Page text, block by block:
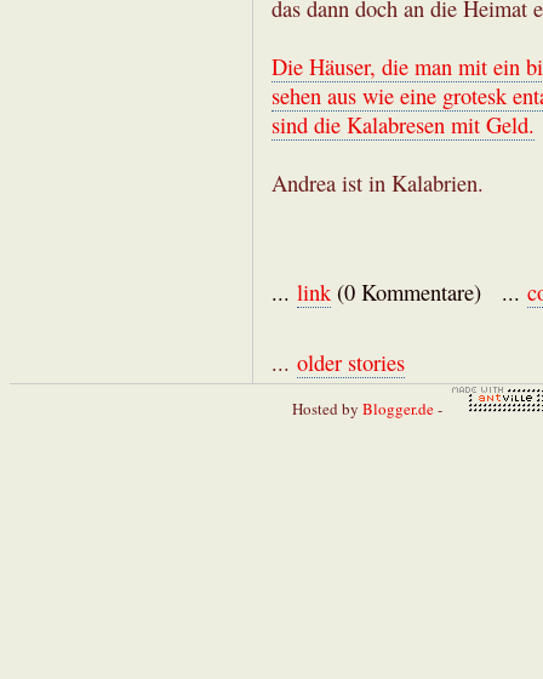
das dann doch an die Heimat
Die Häuser, die man mit ein
sehen aus wie eine grotesk
sind die Kalabresen mit Geld.
Andrea ist in Kalabrien.
... link(0 Kommentare) ...
... older stories
Hosted by Blogger.de-